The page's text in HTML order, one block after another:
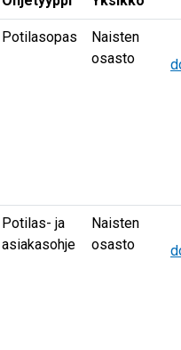
Potilasopas Ohjetyyppi
Naisten
osasto
Potilas- ja
asiakasohjeOhjetyyppi
Naisten
osasto